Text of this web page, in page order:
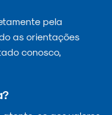
pela
as orientações
conosco,